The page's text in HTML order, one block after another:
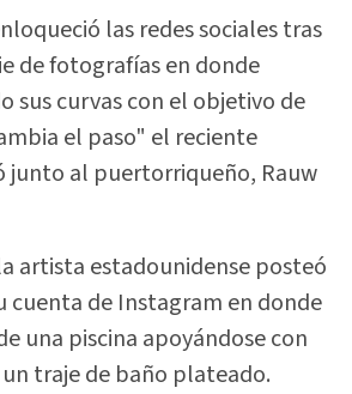
las redes sociales tras
de fotografías en donde
sus curvas con el objetivo de
el paso" el reciente
junto al puertorriqueño, Rauw
artista estadounidense posteó
cuenta de Instagram en donde
una piscina apoyándose con
traje de baño plateado.